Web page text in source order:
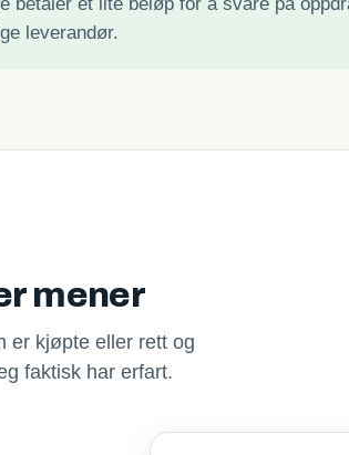
leverandør.
mener
er kjøpte eller rett og
faktisk har erfart.